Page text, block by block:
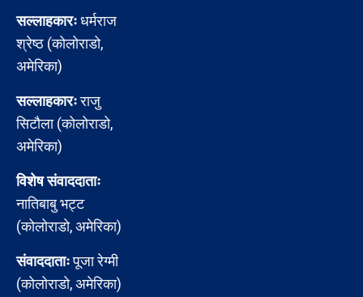
सल्लाहकारःधर्मराज
श्रेष्ठ (कोलोराडो,
अमेरिका)
सल्लाहकारःराजु
सिटौला (कोलोराडो,
अमेरिका)
विशेष संवाददाताः
नातिबाबु भट्ट
(कोलोराडो, अमेरिका)
संवाददाताःपूजा रेग्मी
(कोलोराडो, अमेरिका)